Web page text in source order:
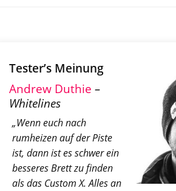
Tester’s Meinung
Andrew Duthie –
Whitelines
„Wenn euch nach
rumheizen auf der Piste
ist, dann ist es schwer ein
besseres Brett zu finden
als das Custom X. Alles an